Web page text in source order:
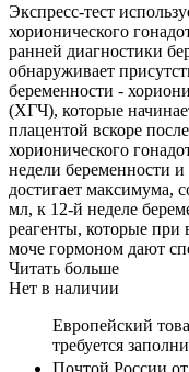
Экспресс-тест
хорионического
ранней диагностики
обнаруживает
беременности -
(ХГЧ), которые
плацентой вскоре
хорионического
недели беременности
достигает максимума,
мл, к 12-й неделе
реагенты, которые при
моче гормоном дают
Читать больше
Нет в наличии
Европейский
требуется
Почтой России